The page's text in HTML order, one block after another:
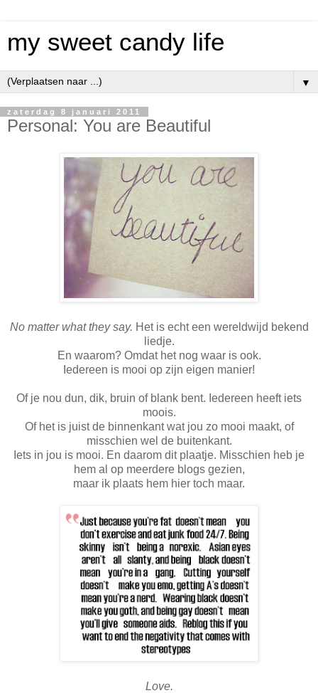
my sweet candy life
▼
zaterdag 8 januari 2011
Personal: You are Beautiful
No matter what they say. Het is echt een wereldwijd bekend
liedje.
En waarom? Omdat het nog waar is ook.
Iedereen is mooi op zijn eigen manier!
Of je nou dun, dik, bruin of blank bent. Iedereen heeft iets
moois.
Of het is juist de binnenkant wat jou zo mooi maakt, of
misschien wel de buitenkant.
Iets in jou is mooi. En daarom dit plaatje. Misschien heb je
hem al op meerdere blogs gezien,
maar ik plaats hem hier toch maar.
Love.